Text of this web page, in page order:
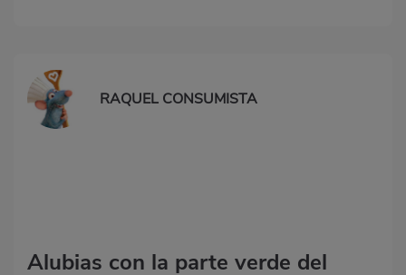
RAQUEL CONSUMISTA
Alubias con la parte verde del